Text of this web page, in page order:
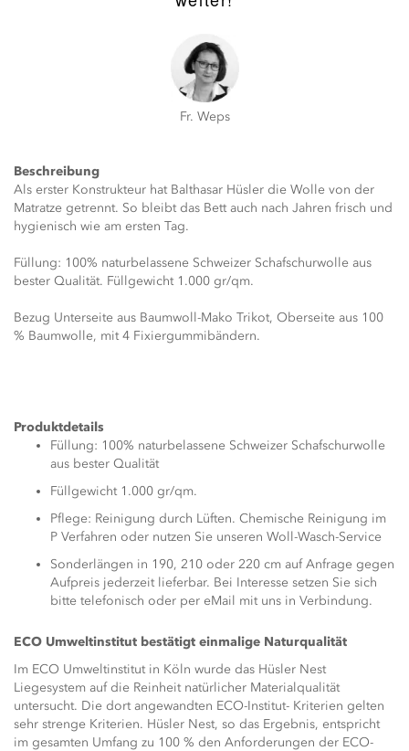
Fr. Weps
Beschreibung
Als erster Konstrukteur hat Balthasar Hüsler die Wolle von der
Matratze getrennt. So bleibt das Bett auch nach Jahren frisch und
hygienisch wie am ersten Tag.
Füllung: 100% naturbelassene Schweizer Schafschurwolle aus
bester Qualität. Füllgewicht 1.000 gr/qm.
Bezug Unterseite aus Baumwoll-Mako Trikot, Oberseite aus 100
% Baumwolle, mit 4 Fixiergummibändern.
Produktdetails
Füllung: 100% naturbelassene Schweizer Schafschurwolle
aus bester Qualität
Füllgewicht 1.000 gr/qm.
Pflege: Reinigung durch Lüften. Chemische Reinigung im
P Verfahren oder nutzen Sie unseren Woll-Wasch-Service
Sonderlängen in 190, 210 oder 220 cm auf Anfrage gegen
Aufpreis jederzeit lieferbar. Bei Interesse setzen Sie sich
bitte telefonisch oder per eMail mit uns in Verbindung.
ECO Umweltinstitut bestätigt einmalige Naturqualität
Im ECO Umweltinstitut in Köln wurde das Hüsler Nest
Liegesystem auf die Reinheit natürlicher Materialqualität
untersucht. Die dort angewandten ECO-Institut- Kriterien gelten
sehr strenge Kriterien. Hüsler Nest, so das Ergebnis, entspricht
im gesamten Umfang zu 100 % den Anforderungen der ECO-